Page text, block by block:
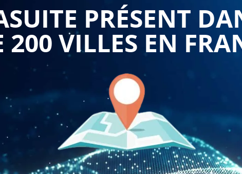
les connaissances sur les règles spécifiques du
conventionnelle, ou encore de gestion des contentieux
travail permettra aux participants de maîtriser les aspects
les enjeux juridiques liés aux relations de travail.
et éviter les risques juridiques liés à une méconnaissance
PRÉSENT
200 VILLES EN